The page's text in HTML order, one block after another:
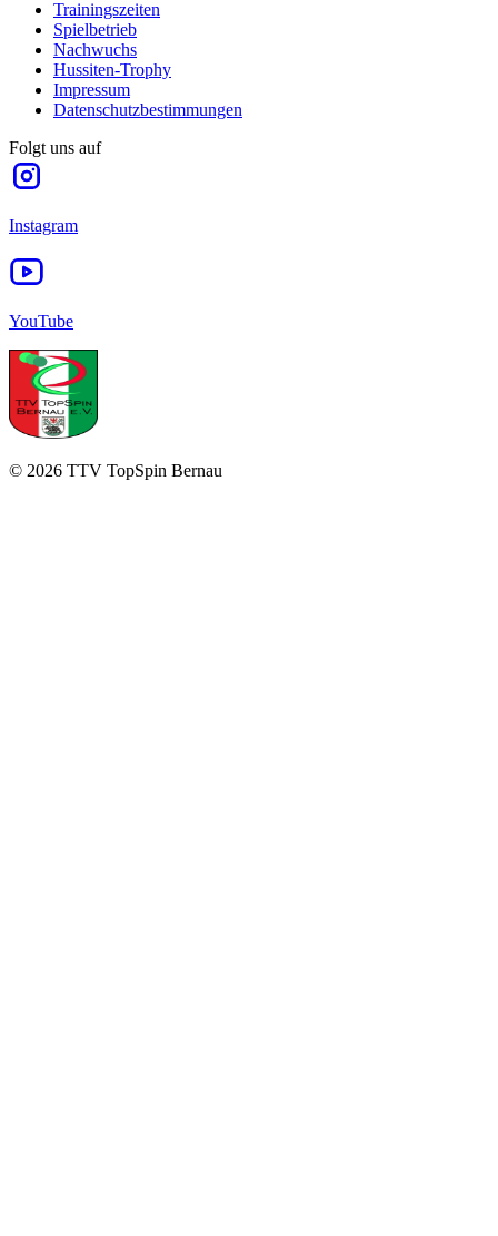
Trainingszeiten
Spielbetrieb
Nachwuchs
Hussiten-Trophy
Impressum
Datenschutzbestimmungen
Folgt uns auf
Instagram
YouTube
© 2026 TTV TopSpin Bernau